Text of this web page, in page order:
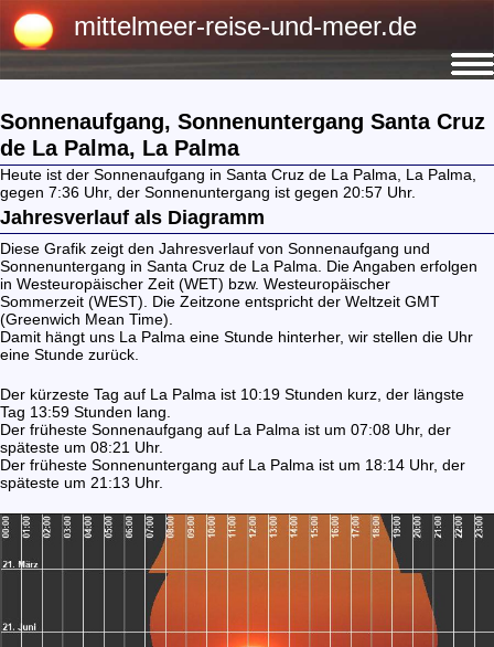
mittelmeer-reise-und-meer.de
Sonnenaufgang, Sonnenuntergang Santa Cruz
de La Palma, La Palma
Heute ist der Sonnenaufgang in Santa Cruz de La Palma, La Palma,
gegen 7:36 Uhr, der Sonnenuntergang ist gegen 20:57 Uhr.
Jahresverlauf als Diagramm
Diese Grafik zeigt den Jahresverlauf von Sonnenaufgang und
Sonnenuntergang in Santa Cruz de La Palma. Die Angaben erfolgen
in Westeuropäischer Zeit (WET) bzw. Westeuropäischer
Sommerzeit (WEST). Die Zeitzone entspricht der Weltzeit GMT
(Greenwich Mean Time).
Damit hängt uns La Palma eine Stunde hinterher, wir stellen die Uhr
eine Stunde zurück.
Der kürzeste Tag auf La Palma ist 10:19 Stunden kurz, der längste
Tag 13:59 Stunden lang.
Der früheste Sonnenaufgang auf La Palma ist um 07:08 Uhr, der
späteste um 08:21 Uhr.
Der früheste Sonnenuntergang auf La Palma ist um 18:14 Uhr, der
späteste um 21:13 Uhr.